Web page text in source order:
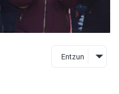
Entzun